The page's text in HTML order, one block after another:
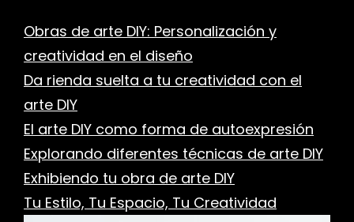
Obras de arte DIY: Personalización y
creatividad en el diseño
Da rienda suelta a tu creatividad con el
arte DIY
El arte DIY como forma de autoexpresión
Explorando diferentes técnicas de arte DIY
Exhibiendo tu obra de arte DIY
Tu Estilo, Tu Espacio, Tu Creatividad